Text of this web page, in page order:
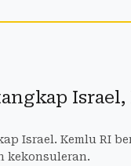
Israel,
Israel. Kemlu RI
kekonsuleran.